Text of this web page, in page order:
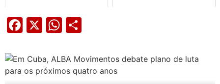
Facebook
X WhatsApp